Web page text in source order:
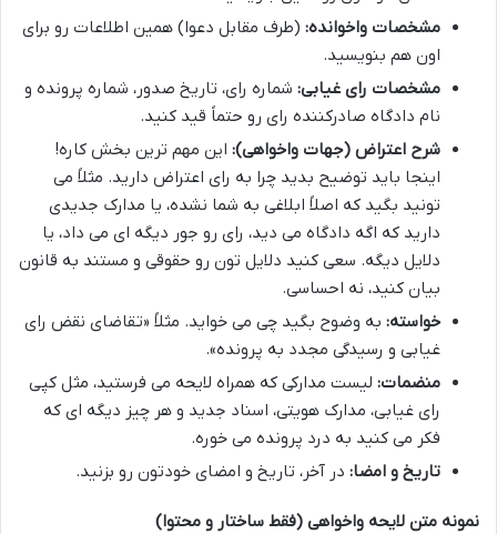
مشخصات واخوانده: (طرف مقابل دعوا) همین اطلاعات رو برای
اون هم بنویسید.
مشخصات رای غیابی: شماره رای، تاریخ صدور، شماره پرونده و
نام دادگاه صادرکننده رای رو حتماً قید کنید.
شرح اعتراض (جهات واخواهی): این مهم ترین بخش کاره!
اینجا باید توضیح بدید چرا به رای اعتراض دارید. مثلاً می
تونید بگید که اصلاً ابلاغی به شما نشده، یا مدارک جدیدی
دارید که اگه دادگاه می دید، رای رو جور دیگه ای می داد، یا
دلایل دیگه. سعی کنید دلایل تون رو حقوقی و مستند به قانون
بیان کنید، نه احساسی.
خواسته: به وضوح بگید چی می خواید. مثلاً «تقاضای نقض رای
غیابی و رسیدگی مجدد به پرونده».
منضمات: لیست مدارکی که همراه لایحه می فرستید، مثل کپی
رای غیابی، مدارک هویتی، اسناد جدید و هر چیز دیگه ای که
فکر می کنید به درد پرونده می خوره.
تاریخ و امضا: در آخر، تاریخ و امضای خودتون رو بزنید.
نمونه متن لایحه واخواهی (فقط ساختار و محتوا)